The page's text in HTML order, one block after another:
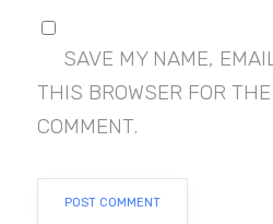
SAVE MY NAME,
THIS BROWSER FOR
COMMENT.